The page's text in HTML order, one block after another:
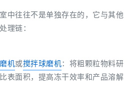
中往往不是单独存在的，它与其他
理链：
机或搅拌球磨机：将粗颗粒物料研
表面积，提高冻干效率和产品溶解